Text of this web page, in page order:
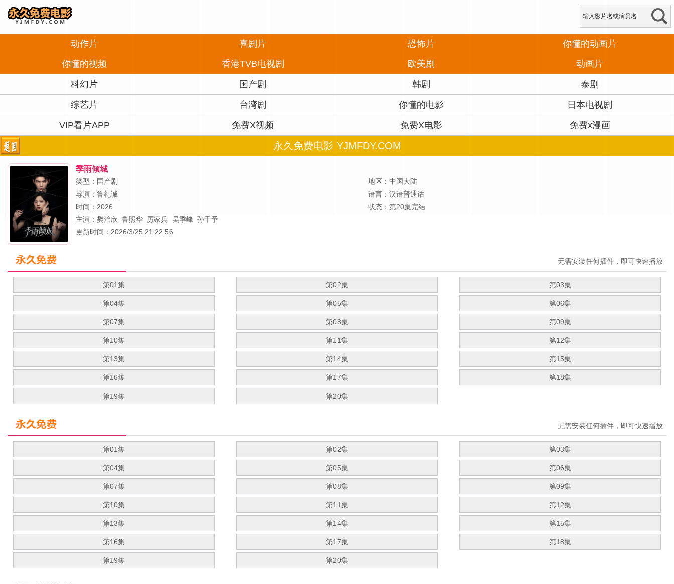
动作片 喜剧片 恐怖片
你懂的动画片
你懂的视频
香港TVB电视剧 欧美剧 动画片
科幻片 国产剧 韩剧 泰剧
综艺片 台湾剧 你懂的电影 日本电视剧
VIP看片APP 免费X视频 免费X电影 免费x漫画
永久免费电影 YJMFDY.COM
季雨倾城
类型：国产剧
地区：中国大陆
导演： 鲁礼诚
语言：汉语普通话
时间：2026
状态：第20集完结
主演： 樊治欣 鲁照华 厉家兵 吴季峰 孙千予
更新时间：2026/3/25 21:22:56
无需安装任何插件，即可快速播放
第01集 第02集 第03集
第04集 第05集 第06集
第07集 第08集 第09集
第10集 第11集 第12集
第13集 第14集 第15集
第16集 第17集 第18集
第19集 第20集
无需安装任何插件，即可快速播放
第01集 第02集 第03集
第04集 第05集 第06集
第07集 第08集 第09集
第10集 第11集 第12集
第13集 第14集 第15集
第16集 第17集 第18集
第19集 第20集